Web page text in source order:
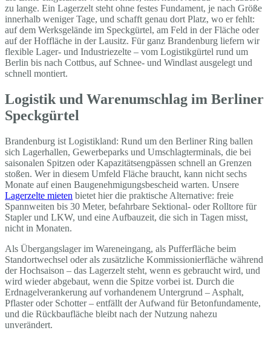
zu lange. Ein Lagerzelt steht ohne festes Fundament, je nach Größe
innerhalb weniger Tage, und schafft genau dort Platz, wo er fehlt:
auf dem Werksgelände im Speckgürtel, am Feld in der Fläche oder
auf der Hoffläche in der Lausitz. Für ganz Brandenburg liefern wir
flexible Lager- und Industriezelte – vom Logistikgürtel rund um
Berlin bis nach Cottbus, auf Schnee- und Windlast ausgelegt und
schnell montiert.
Logistik und Warenumschlag im Berliner
Speckgürtel
Brandenburg ist Logistikland: Rund um den Berliner Ring ballen
sich Lagerhallen, Gewerbeparks und Umschlagterminals, die bei
saisonalen Spitzen oder Kapazitätsengpässen schnell an Grenzen
stoßen. Wer in diesem Umfeld Fläche braucht, kann nicht sechs
Monate auf einen Baugenehmigungsbescheid warten. Unsere
Lagerzelte mieten bietet hier die praktische Alternative: freie
Spannweiten bis 30 Meter, befahrbare Sektional- oder Rolltore für
Stapler und LKW, und eine Aufbauzeit, die sich in Tagen misst,
nicht in Monaten.
Als Übergangslager im Wareneingang, als Pufferfläche beim
Standortwechsel oder als zusätzliche Kommissionierfläche während
der Hochsaison – das Lagerzelt steht, wenn es gebraucht wird, und
wird wieder abgebaut, wenn die Spitze vorbei ist. Durch die
Erdnagelverankerung auf vorhandenem Untergrund – Asphalt,
Pflaster oder Schotter – entfällt der Aufwand für Betonfundamente,
und die Rückbaufläche bleibt nach der Nutzung nahezu
unverändert.